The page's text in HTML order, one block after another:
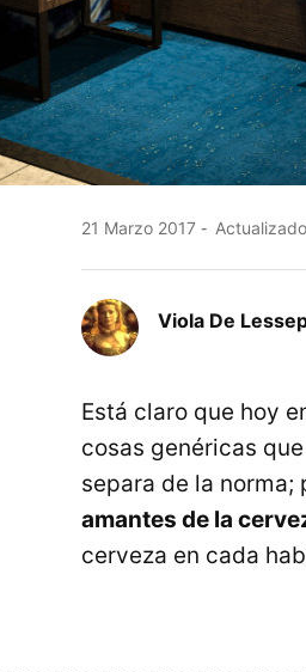
21 Marzo 2017
Viola De
Está claro que hoy
cosas genéricas
separa de la norma;
amantes de la
cerveza en cada